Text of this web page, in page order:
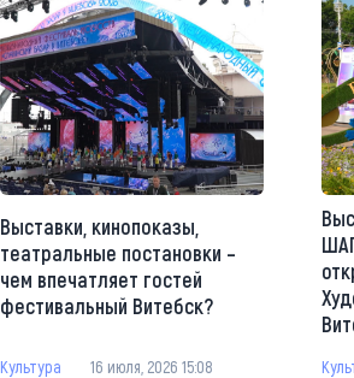
Выставки, кинопоказы,
театральные постановки –
чем впечатляет гостей
фестивальный Витебск?
Культура 16 июля, 2026 15:08